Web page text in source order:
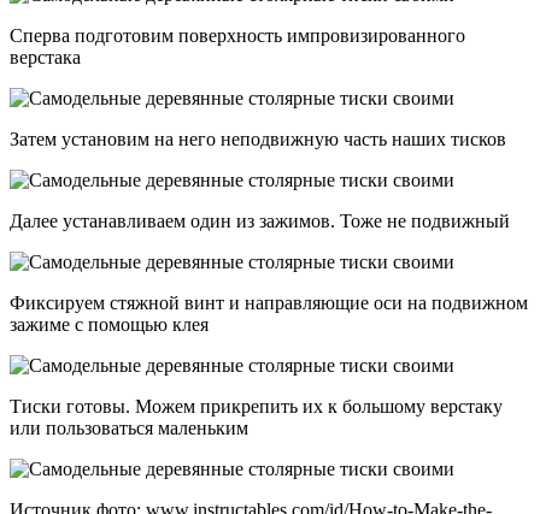
Сперва подготовим поверхность импровизированного
верстака
Затем установим на него неподвижную часть наших тисков
Далее устанавливаем один из зажимов. Тоже не подвижный
Фиксируем стяжной винт и направляющие оси на подвижном
зажиме с помощью клея
Тиски готовы. Можем прикрепить их к большому верстаку
или пользоваться маленьким
Источник фото: www.instructables.com/id/How-to-Make-the-